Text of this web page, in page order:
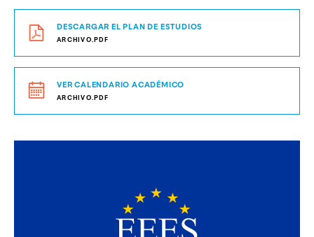
DESCARGAR EL PLAN DE ESTUDIOS
ARCHIVO.PDF
VER CALENDARIO ACADÉMICO
ARCHIVO.PDF